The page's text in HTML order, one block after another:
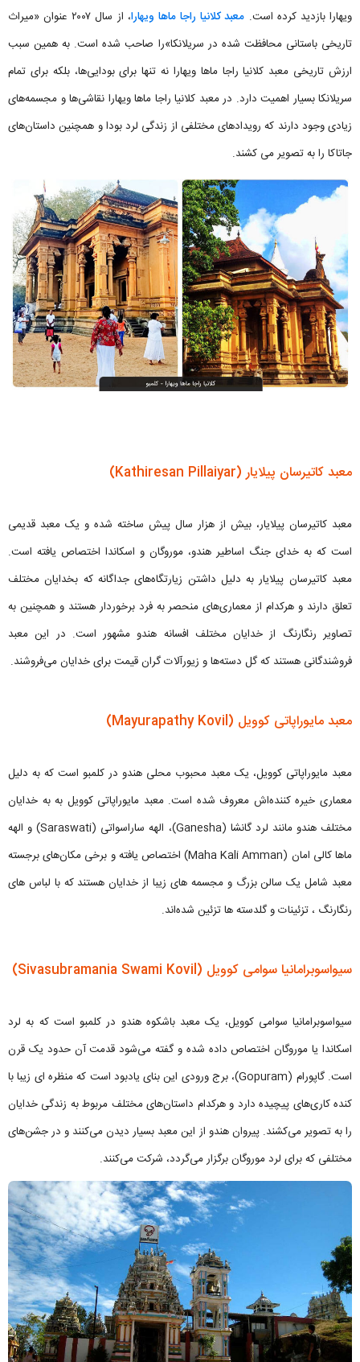
ویهارا بازدید کرده است. معبد کلانیا راجا ماها ویهارا
، از سال ۲۰۰۷ عنوان «میراث
تاریخی باستانی محافظت شده در سریلانکا»را صاحب شده است. به همین سبب
ارزش تاریخی معبد کلانیا راجا ماها ویهارا نه تنها برای بودایی‌ها، بلکه برای تمام
سریلانکا بسیار اهمیت دارد. در معبد کلانیا راجا ماها ویهارا نقاشی‌ها و مجسمه‌های
زیادی وجود دارند که رویدادهای مختلفی از زندگی لرد بودا و همچنین داستان‌های
جاتاکا را به تصویر می کشند.
معبد کاتیرسان پیلایار (Kathiresan Pillaiyar)
معبد کاتیرسان پیلایار، بیش از هزار سال پیش ساخته شده و یک معبد قدیمی
است که به خدای جنگ اساطیر هندو، موروگان و اسکاندا اختصاص یافته است.
معبد کاتیرسان پیلایار به دلیل داشتن زیارتگاه‌های جداگانه که بخدایان مختلف
تعلق دارند و هرکدام از معماری‌های منحصر به فرد برخوردار هستند و همچنین به
تصاویر رنگارنگ از خدایان مختلف افسانه هندو مشهور است. در این معبد
فروشندگانی هستند که گل دسته‌ها و زیورآلات گران قیمت برای خدایان می‌فروشند.
معبد مایوراپاتی کوویل (Mayurapathy Kovil)
معبد مایوراپاتی کوویل، یک معبد محبوب محلی هندو در کلمبو است که به دلیل
معماری خیره کننده‌اش معروف شده است. معبد مایوراپاتی کوویل به به خدایان
مختلف هندو مانند لرد گانشا (Ganesha)، الهه ساراسواتی (Saraswati) و الهه
ماها کالی امان (Maha Kali Amman) اختصاص یافته و برخی مکان‌های برجسته
معبد شامل یک سالن بزرگ و مجسمه های زیبا از خدایان هستند که با لباس های
رنگارنگ ، تزئینات و گلدسته ها تزئین شده‌اند.
سیواسوبرامانیا سوامی کوویل (Sivasubramania Swami Kovil)
سیواسوبرامانیا سوامی کوویل، یک معبد باشکوه هندو در کلمبو است که به لرد
اسکاندا یا موروگان اختصاص داده شده و گفته می‌شود قدمت آن حدود یک قرن
است. گاپورام (Gopuram)، برج ورودی این بنای یادبود است که منظره ای زیبا با
کنده کاری‌های پیچیده دارد و هرکدام داستان‌های مختلف مربوط به زندگی خدایان
را به تصویر می‌کشند. پیروان هندو از این معبد بسیار دیدن می‌کنند و در جشن‌های
مختلفی که برای لرد موروگان برگزار می‌گردد، شرکت می‌کنند.